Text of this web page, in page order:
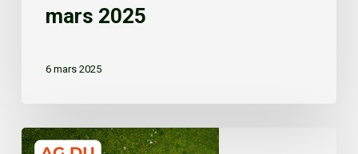
mars 2025
6 mars 2025